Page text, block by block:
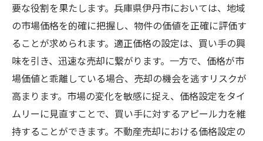
要な役割を果たします。兵庫県伊丹市においては、地域
の市場価格を的確に把握し、物件の価値を正確に評価す
ることが求められます。適正価格の設定は、買い手の興
味を引き、迅速な売却に繋がります。一方で、価格が市
場価値と乖離している場合、売却の機会を逃すリスクが
高まります。市場の変化を敏感に捉え、価格設定をタイ
ムリーに見直すことで、買い手に対するアピール力を維
持することができます。不動産売却における価格設定の